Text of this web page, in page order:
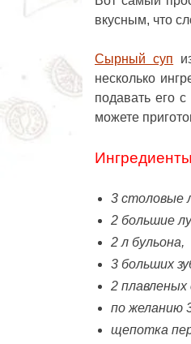
вкусным, что
Сырный суп
несколько
подавать его
можете
3 столовые
2 большие
2 л бульона,
3 больших
2 плавленых
по желанию
щепотка